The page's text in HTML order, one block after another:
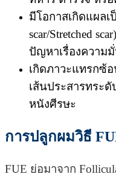
มีโอกาสเกิดแผล
scar/Stretched
ปัญหาเรื่องความ
เกิดภาวะแทรกซ้
เส้นประสารทระ
หนังศีรษะ
การปลูกผมวิธี
FUE ย่อมาจาก